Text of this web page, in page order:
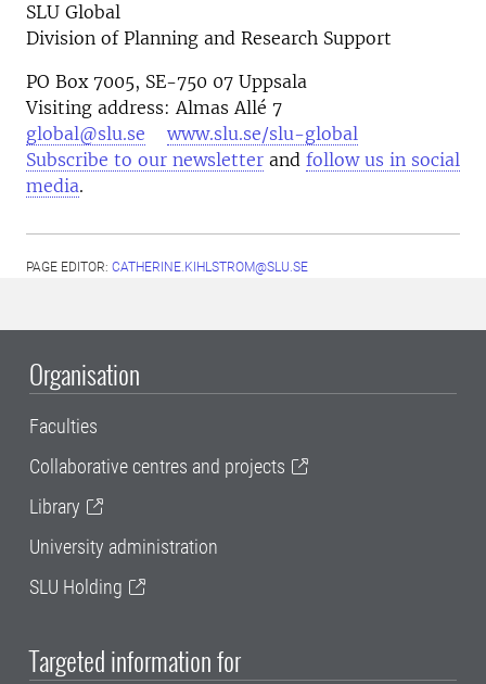
SLU Global
Division of Planning and Research Support
PO Box 7005, SE-750 07 Uppsala
Visiting address: Almas Allé 7
global@slu.se
www.slu.se/slu-global
Subscribe to our newsletter and follow us in social
media.
PAGE EDITOR: CATHERINE.KIHLSTROM@SLU.SE
Organisation
Faculties
Collaborative centres and projects
Library
University administration
SLU Holding
Targeted information for